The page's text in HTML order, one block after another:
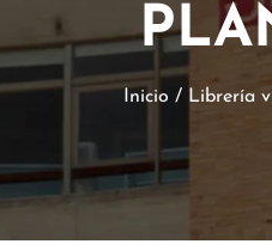
Inicio / Librería